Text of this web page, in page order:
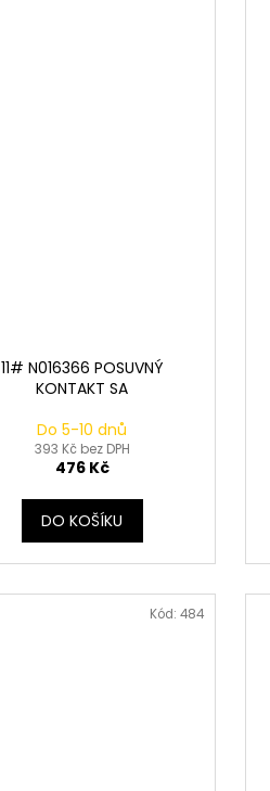
11# N016366 POSUVNÝ
KONTAKT SA
Do 5-10 dnů
393 Kč bez DPH
476 Kč
DO KOŠÍKU
Kód: 484